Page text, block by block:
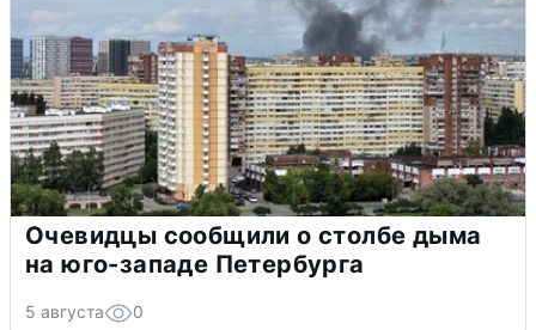
Очевидцы сообщили о столбе дыма
на юго-западе Петербурга
5 августа 0